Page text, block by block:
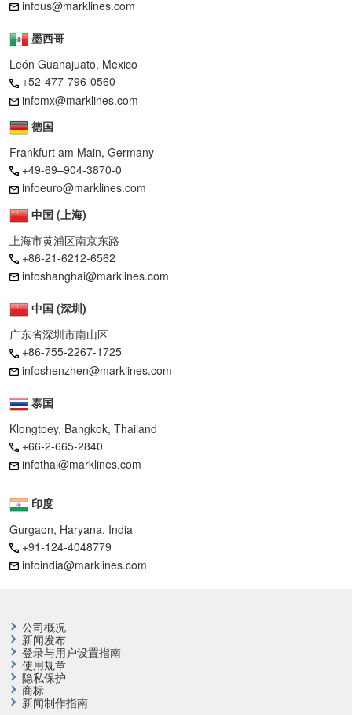
infous@marklines.com
墨西哥
León Guanajuato, Mexico
+52-477-796-0560
infomx@marklines.com
德国
Frankfurt am Main, Germany
+49-69–904-3870-0
infoeuro@marklines.com
中国 (上海)
上海市黄浦区南京东路
+86-21-6212-6562
infoshanghai@marklines.com
中国 (深圳)
广东省深圳市南山区
+86-755-2267-1725
infoshenzhen@marklines.com
泰国
Klongtoey, Bangkok, Thailand
+66-2-665-2840
infothai@marklines.com
印度
Gurgaon, Haryana, India
+91-124-4048779
infoindia@marklines.com
公司概况
新闻发布
登录与用户设置指南
使用规章
隐私保护
商标
新闻制作指南